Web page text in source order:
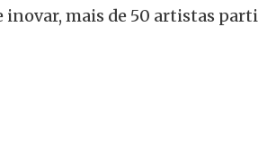
inovar, mais de 50 artistas